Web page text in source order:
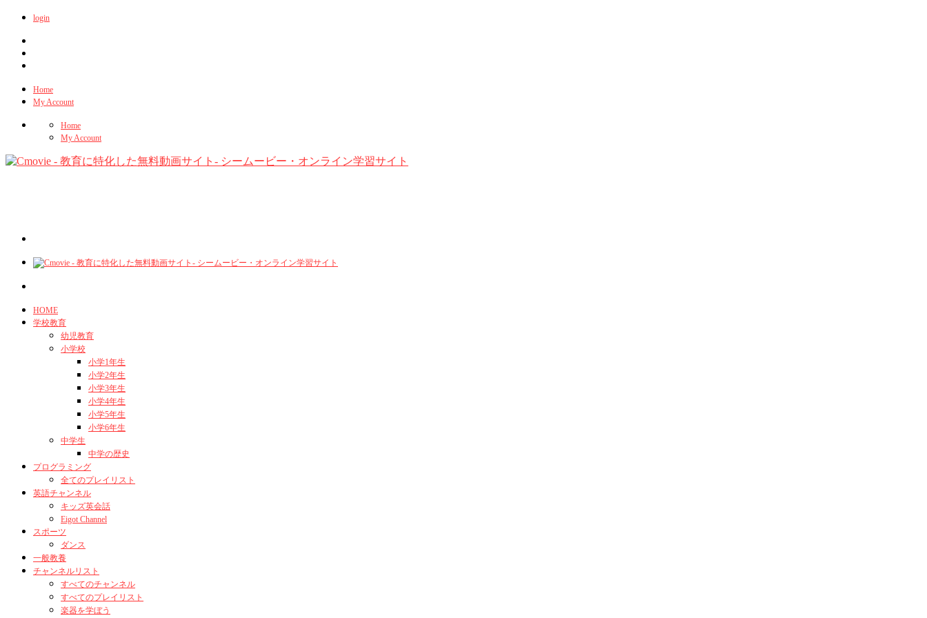
login
Home
My Account
Home
My Account
HOME
学校教育
幼児教育
小学校
小学1年生
小学2年生
小学3年生
小学4年生
小学5年生
小学6年生
中学生
中学の歴史
プログラミング
全てのプレイリスト
英語チャンネル
キッズ英会話
Eigot Channel
スポーツ
ダンス
一般教養
チャンネルリスト
すべてのチャンネル
すべてのプレイリスト
楽器を学ぼう